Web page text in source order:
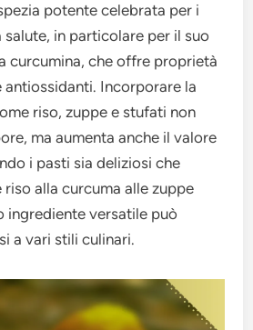
potente celebrata per i
in particolare per il suo
curcumina, che offre proprietà
Incorporare la
riso, zuppe e stufati non
ma aumenta anche il valore
i pasti sia deliziosi che
alla curcuma alle zuppe
ingrediente versatile può
a vari stili culinari.